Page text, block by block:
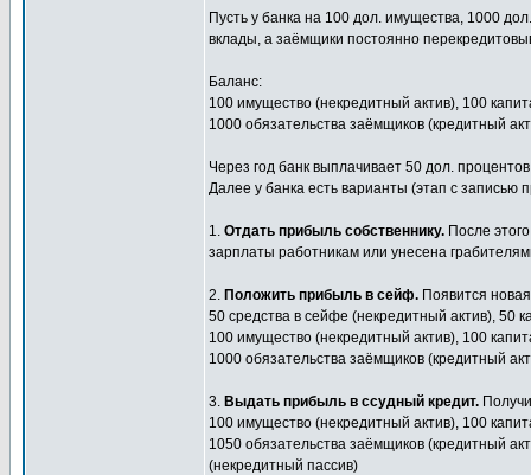
Пусть у банка на 100 дол. имущества, 1000
вклады, а заёмщики постоянно
Баланс:
100 имущество (некредитный актив), 100
1000 обязательства заёмщиков (кредитный
Через год банк выплачивает 50 дол.
Далее у банка есть варианты (этап с записью
1. Отдать прибыль собственнику. После
зарплаты работникам или унесена
2. Положить прибыль в сейф. Появится
50 средства в сейфе (некредитный актив), 50
100 имущество (некредитный актив), 100
1000 обязательства заёмщиков (кредитный
3. Выдать прибыль в ссудный кредит.
100 имущество (некредитный актив), 100
1050 обязательства заёмщиков (кредитный
(некредитный пассив)